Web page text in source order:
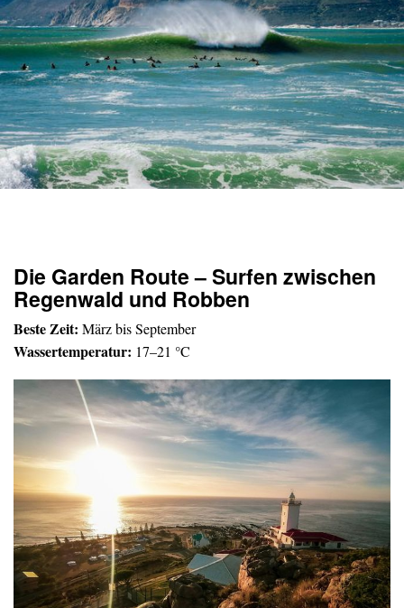
Die Garden Route – Surfen zwischen
Regenwald und Robben
Beste Zeit: März bis September
Wassertemperatur: 17–21 °C